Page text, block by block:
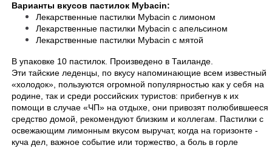
Варианты вкусов пастилок Mybacin:
Лекарственные пастилки Mybacin с лимоном
Лекарственные пастилки Mybacin с апельсином
Лекарственные пастилки Mybacin с мятой
В упаковке 10 пастилок. Произведено в Таиланде.
Эти тайские леденцы, по вкусу напоминающие всем известный
«холодок», пользуются огромной популярностью как у себя на
родине, так и среди российских туристов: прибегнув к их
помощи в случае «ЧП» на отдыхе, они привозят полюбившееся
средство домой, рекомендуют близким и коллегам. Пастилки с
освежающим лимонным вкусом выручат, когда на горизонте -
куча дел, важное событие или торжество, а боль в горле